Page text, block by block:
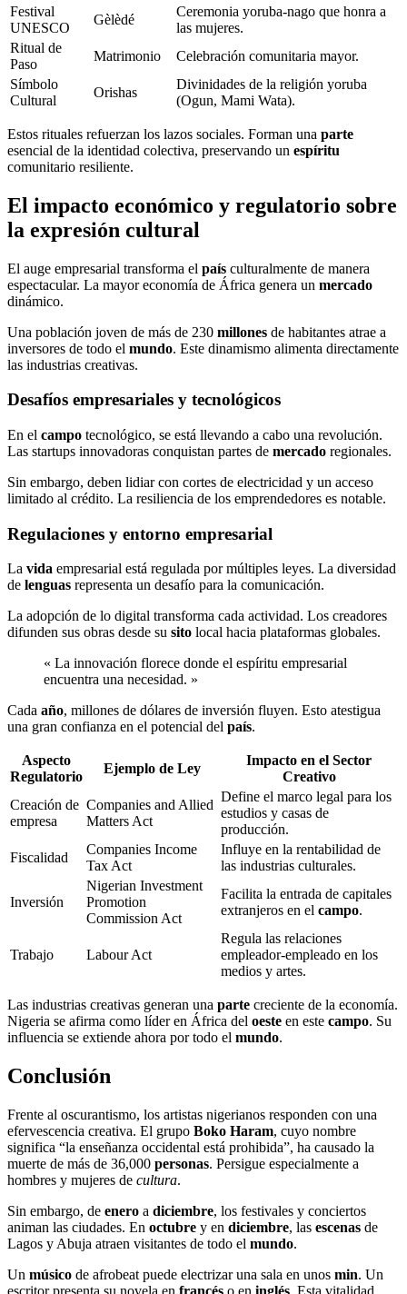
Festival
UNESCO
Gèlèdé
Ceremonia yoruba-nago que honra a
las mujeres.
Ritual de
Paso
Matrimonio
Celebración comunitaria mayor.
Símbolo
Cultural
Orishas
Divinidades de la religión yoruba
(Ogun, Mami Wata).
Estos rituales refuerzan los lazos sociales. Forman una parte
esencial de la identidad colectiva, preservando un espíritu
comunitario resiliente.
El impacto económico y regulatorio sobre
la expresión cultural
El auge empresarial transforma el país culturalmente de manera
espectacular. La mayor economía de África genera un mercado
dinámico.
Una población joven de más de 230 millones de habitantes atrae a
inversores de todo el mundo. Este dinamismo alimenta directamente
las industrias creativas.
Desafíos empresariales y tecnológicos
En el campo tecnológico, se está llevando a cabo una revolución.
Las startups innovadoras conquistan partes de mercado regionales.
Sin embargo, deben lidiar con cortes de electricidad y un acceso
limitado al crédito. La resiliencia de los emprendedores es notable.
Regulaciones y entorno empresarial
La vida empresarial está regulada por múltiples leyes. La diversidad
de lenguas representa un desafío para la comunicación.
La adopción de lo digital transforma cada actividad. Los creadores
difunden sus obras desde su sito local hacia plataformas globales.
« La innovación florece donde el espíritu empresarial
encuentra una necesidad. »
Cada año, millones de dólares de inversión fluyen. Esto atestigua
una gran confianza en el potencial del país.
Aspecto
Regulatorio
Ejemplo de Ley
Impacto en el Sector
Creativo
Creación de
empresa
Companies and Allied
Matters Act
Define el marco legal para los
estudios y casas de
producción.
Fiscalidad
Companies Income
Tax Act
Influye en la rentabilidad de
las industrias culturales.
Inversión
Nigerian Investment
Promotion
Commission Act
Facilita la entrada de capitales
extranjeros en el campo.
Trabajo Labour Act
Regula las relaciones
empleador-empleado en los
medios y artes.
Las industrias creativas generan una parte creciente de la economía.
Nigeria se afirma como líder en África del oeste en este campo. Su
influencia se extiende ahora por todo el mundo.
Conclusión
Frente al oscurantismo, los artistas nigerianos responden con una
efervescencia creativa. El grupo Boko Haram, cuyo nombre
significa “la enseñanza occidental está prohibida”, ha causado la
muerte de más de 36,000 personas. Persigue especialmente a
hombres y mujeres de cultura.
Sin embargo, de enero a diciembre, los festivales y conciertos
animan las ciudades. En octubre y en diciembre, las escenas de
Lagos y Abuja atraen visitantes de todo el mundo.
Un músico de afrobeat puede electrizar una sala en unos min. Un